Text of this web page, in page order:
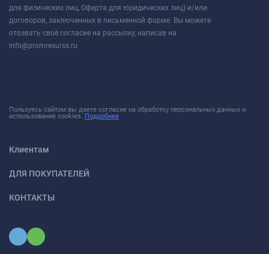
для физических лиц, Оферта для юридических лиц) и/или
договоров, заключенных в письменной форме. Вы можете
отозвать своё согласие на рассылку, написав на
info@promresurss.ru
Пользуясь сайтом вы даете согласие на обработку персональных данных и
использование cookies. Подробнее
Клиентам
ДЛЯ ПОКУПАТЕЛЕЙ
КОНТАКТЫ